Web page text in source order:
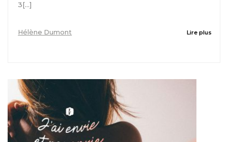
3[...]
Hélène Dumont Lire plus